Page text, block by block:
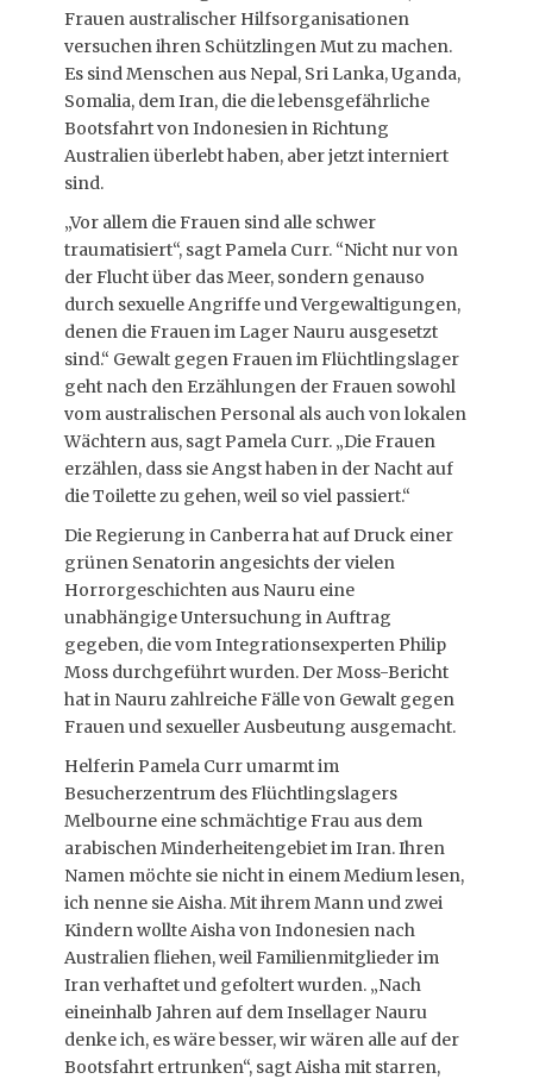
Frauen australischer Hilfsorganisationen
versuchen ihren Schützlingen Mut zu machen.
Es sind Menschen aus Nepal, Sri Lanka, Uganda,
Somalia, dem Iran, die die lebensgefährliche
Bootsfahrt von Indonesien in Richtung
Australien überlebt haben, aber jetzt interniert
sind.
„Vor allem die Frauen sind alle schwer
traumatisiert“, sagt Pamela Curr. “Nicht nur von
der Flucht über das Meer, sondern genauso
durch sexuelle Angriffe und Vergewaltigungen,
denen die Frauen im Lager Nauru ausgesetzt
sind.“ Gewalt gegen Frauen im Flüchtlingslager
geht nach den Erzählungen der Frauen sowohl
vom australischen Personal als auch von lokalen
Wächtern aus, sagt Pamela Curr. „Die Frauen
erzählen, dass sie Angst haben in der Nacht auf
die Toilette zu gehen, weil so viel passiert.“
Die Regierung in Canberra hat auf Druck einer
grünen Senatorin angesichts der vielen
Horrorgeschichten aus Nauru eine
unabhängige Untersuchung in Auftrag
gegeben, die vom Integrationsexperten Philip
Moss durchgeführt wurden. Der Moss-Bericht
hat in Nauru zahlreiche Fälle von Gewalt gegen
Frauen und sexueller Ausbeutung ausgemacht.
Helferin Pamela Curr umarmt im
Besucherzentrum des Flüchtlingslagers
Melbourne eine schmächtige Frau aus dem
arabischen Minderheitengebiet im Iran. Ihren
Namen möchte sie nicht in einem Medium lesen,
ich nenne sie Aisha. Mit ihrem Mann und zwei
Kindern wollte Aisha von Indonesien nach
Australien fliehen, weil Familienmitglieder im
Iran verhaftet und gefoltert wurden. „Nach
eineinhalb Jahren auf dem Insellager Nauru
denke ich, es wäre besser, wir wären alle auf der
Bootsfahrt ertrunken“, sagt Aisha mit starren,